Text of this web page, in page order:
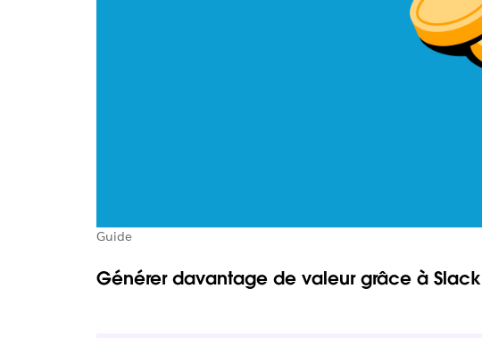
Guide
Générer davantage de valeur grâce à Slack